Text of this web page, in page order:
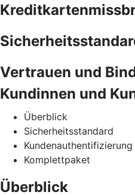
Vertrauen und
Kundinnen und
Überblick
Sicherheitsstandard
Kundenauthentifizierung
Komplettpaket
Überblick